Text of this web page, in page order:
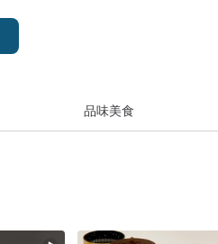
品味美食